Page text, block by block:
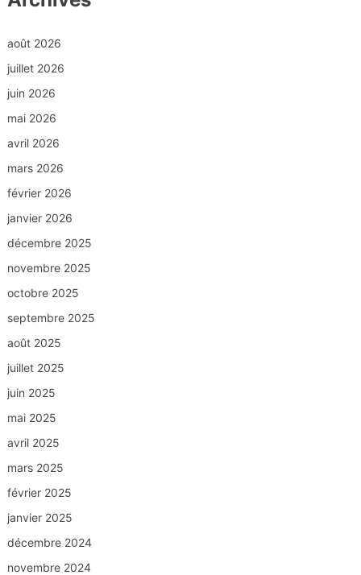
août 2026
juillet 2026
juin 2026
mai 2026
avril 2026
mars 2026
février 2026
janvier 2026
décembre 2025
novembre 2025
octobre 2025
septembre 2025
août 2025
juillet 2025
juin 2025
mai 2025
avril 2025
mars 2025
février 2025
janvier 2025
décembre 2024
novembre 2024